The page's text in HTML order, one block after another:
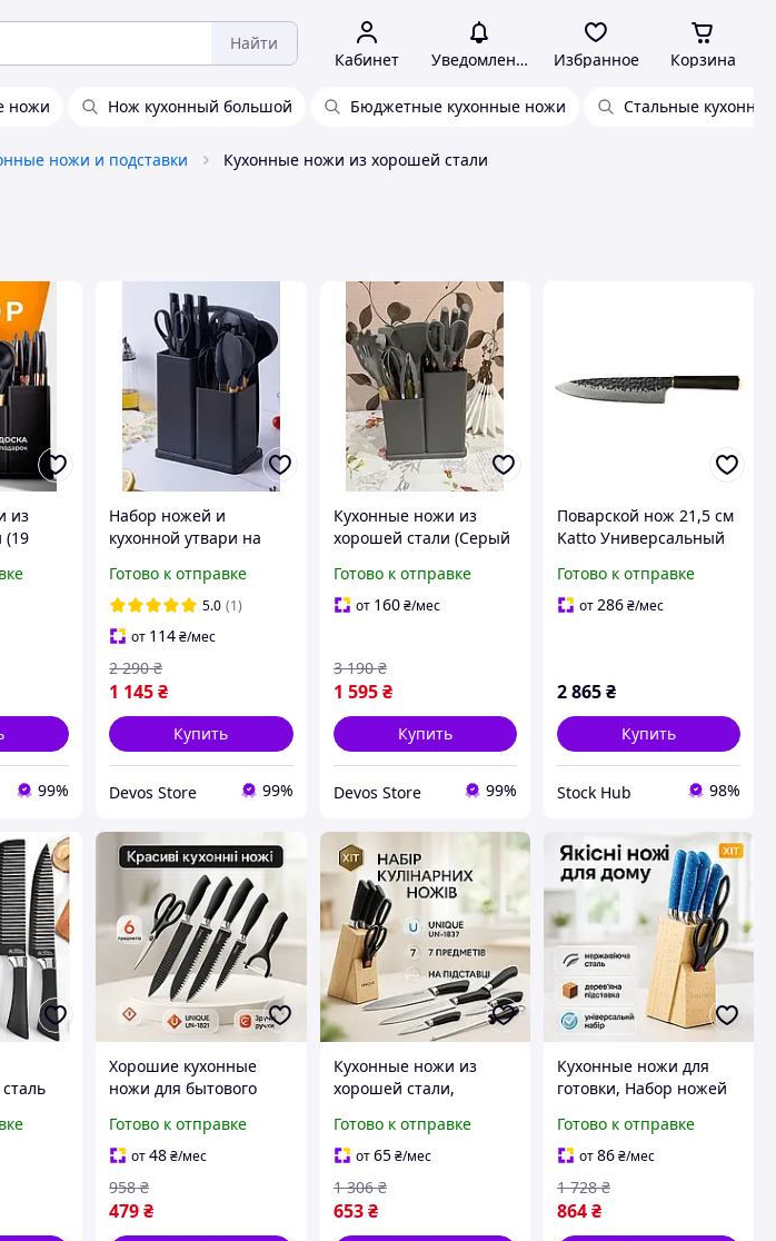
Найти
Кабинет Уведомления Избранное Корзина
ножи Нож кухонный большой Бюджетные кухонные ножи Стальные
ножи и подставки Кухонные ножи из хорошей стали
из
(19
99%
Набор ножей и
кухонной утвари на
предметов), Кухонные
ножи из хорошей
стали, THO
Готово к отправке
5.0 (1)
от 114₴/мес
1 145₴
2 290 ₴
Купить
Devos Store 99%
Кухонные ножи из
хорошей стали (Серый
половников для кухни,
DVS
Готово к отправке
от 160 ₴/мес
1 595 ₴
3 190 ₴
Купить
Devos Store 99%
Поварской нож 21,5 см
Katto Универсальный
лучшей японской
стали с деревянной
Готово к отправке
от286₴/мес
2 865₴
Купить
Stock Hub 98%
Хорошие кухонные
ножи для бытового
Кухонные ножи из
хорошей стали Товары
для кухни VU-53
Готово к отправке
от48₴/мес
479₴
958 ₴
Кухонные ножи из
хорошей стали,
ножи, Набор ножей
бытовой для кухонных
нужд MA-83
Готово к отправке
от65 ₴/мес
653 ₴
1 306 ₴
Кухонные ножи для
готовки, Набор ножей
Кухонные ножи из
хорошей стали CR-15
Готово к отправке
от86₴/мес
864₴
1 728 ₴